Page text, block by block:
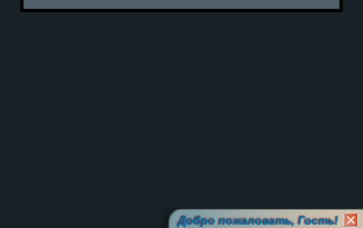
Добро пожаловать, Гость!